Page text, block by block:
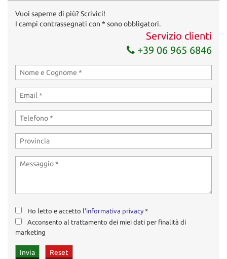
Vuoi saperne di più? Scrivici!
I campi contrassegnati con * sono obbligatori.
Servizio clienti
+39 06 965 6846
Ho letto e accetto l'informativa privacy *
Acconsento al trattamento dei miei dati per finalità di
marketing